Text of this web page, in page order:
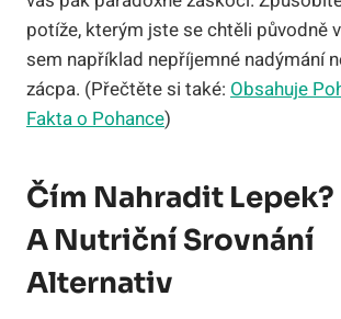
potíže, kterým jste se chtěli původně
sem například nepříjemné nadýmání
zácpa. (Přečtěte si také: Obsahuje
Fakta o Pohance)
Čím Nahradit Lepek?
A Nutriční Srovnání
Alternativ